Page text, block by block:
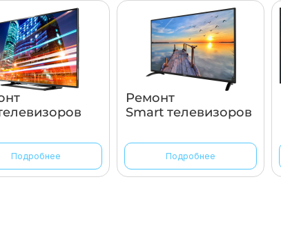
Подробнее
Ремонт
Smart телевизоров
Подробнее